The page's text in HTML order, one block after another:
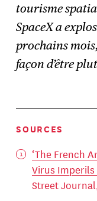
tourisme
SpaceX a
prochains
façon d’être
SOURCES
‘The French
Virus Imperils
Street